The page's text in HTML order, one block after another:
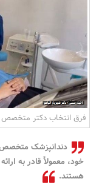
فرق انتخاب دکتر متخصص
دندانپزشک متخصص
خود، معمولاً قادر به
هستند.